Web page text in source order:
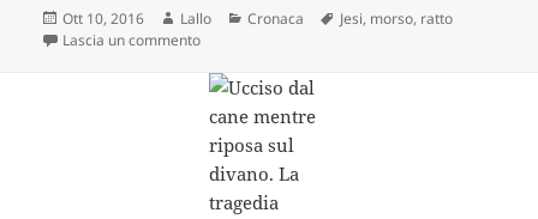
Scritto
il
Ott 10, 2016 Autore
Lallo Categorie
Cronaca Tag
Jesi, morso, ratto
Lascia un commentosu Lo morde un topo con la rabbia: “Se non prendi